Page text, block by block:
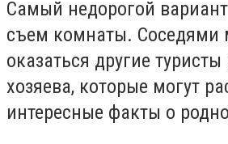
Самый недорогой
съем комнаты. Соседями
оказаться другие
хозяева, которые могут
интересные факты о